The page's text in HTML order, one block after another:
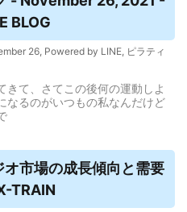
BLOG
26, Powered by LINE, ピラティ
きて、さてこの後何の運動しよ
なるのがいつもの私なんだけど
オ市場の成長傾向と需要
TRAIN